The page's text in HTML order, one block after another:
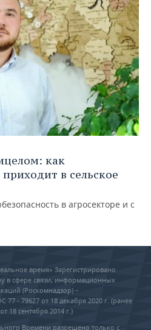
как
в сельское
в агросекторе и с
время» Зарегистрировано
в сфере связи, информационных
(Роскомнадзор) –
- 79627 от 18 декабря 2020 г. (ранее
18 сентября 2014 г.)
Времени разрешено только с